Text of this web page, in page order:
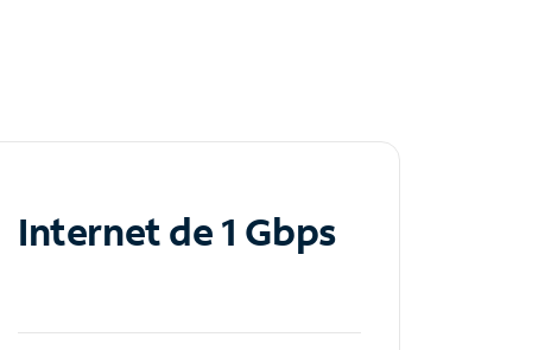
Internet de 1 Gbps